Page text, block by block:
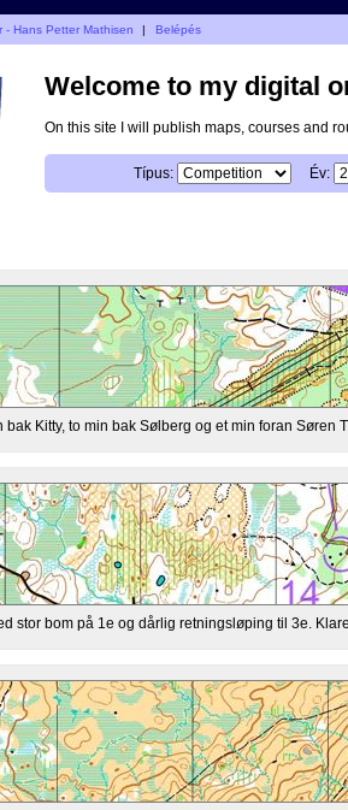
- Hans Petter Mathisen | Belépés
Welcome to my digital
On this site I will publish maps, courses and
Típus: Év:
bak Kitty, to min bak Sølberg og et min foran
stor bom på 1e og dårlig retningsløping til 3e.